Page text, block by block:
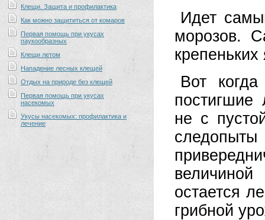
Клещи. Защита и профилактика
Как можно защититься от комаров
Первая помощь при укусах
паукообразных
Клещи летом
Нападение лесных клещей
Отдых на природе без клещей
Первая помощь при укусах
насекомых
Укусы насекомых: профилактика и
лечение
Идет
морозов.
Вот
не с
остается
грибной